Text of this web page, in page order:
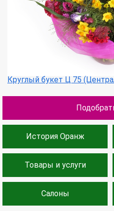
Круглый букет Ц 75
История Оранж
Товары и услуги
Салоны